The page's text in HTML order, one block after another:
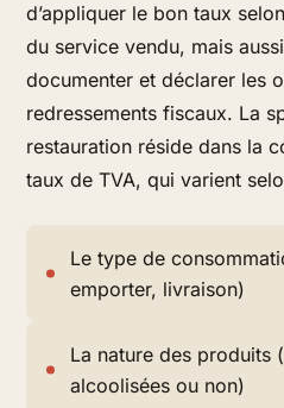
d’appliquer le bon taux
du service vendu, mais
documenter et déclarer les
redressements fiscaux. La
restauration réside dans la
taux de TVA, qui varient
Le type de
emporter, livraison)
La nature des produits
alcoolisées ou non)